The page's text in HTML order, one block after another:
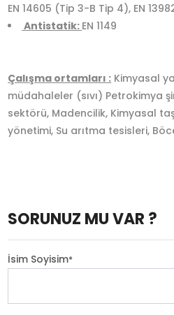
EN 14605 (Tip 3-B Tip 4), EN
Antistatik: EN 1149
Çalışma ortamları : Kimyasal
müdahaleler (sıvı) Petrokimya
sektörü, Madencilik, Kimyasal
yönetimi, Su arıtma tesisleri,
SORUNUZ MU VAR ?
İsim Soyisim*